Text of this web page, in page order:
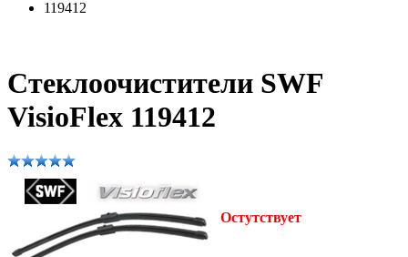
119412
Стеклоочистители SWF
VisioFlex 119412
Остутствует